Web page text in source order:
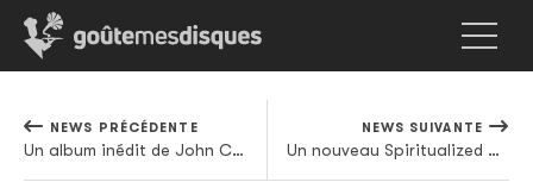
NEWS PRÉCÉDENTE
Un album inédit de John Coltrane va sortir chez Impulse!
NEWS SUIVANTE
Un nouveau Spiritualized à la rentrée, deux nouveaux titres en écoute